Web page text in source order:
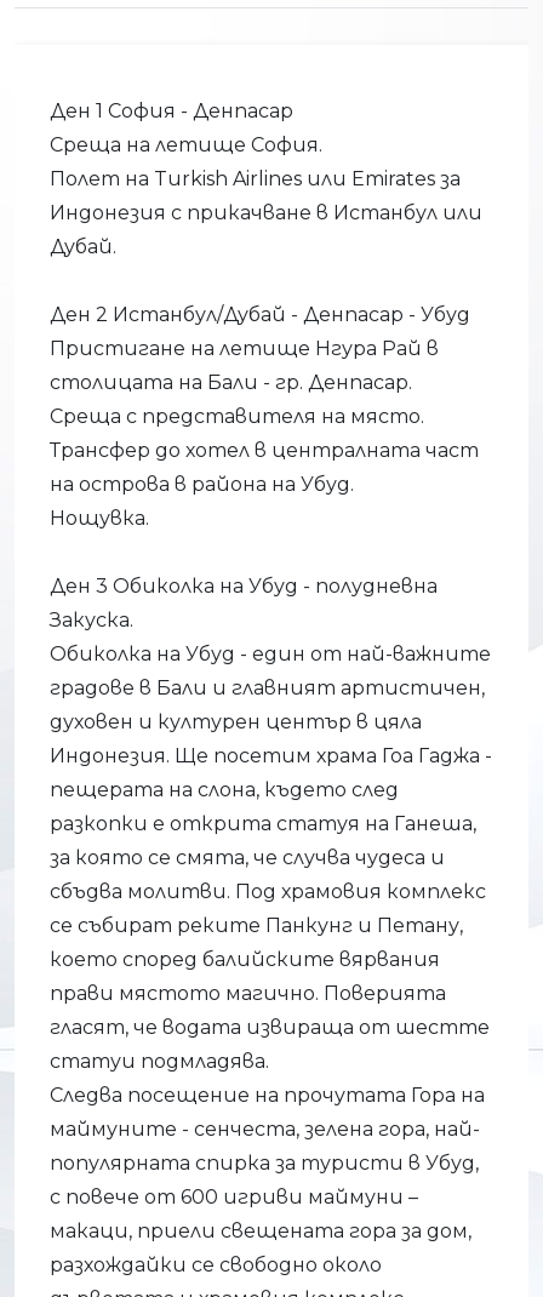
Ден 1 София - Денпасар
Среща на летище София.
Полет на Turkish Airlines или Emirates за
Индонезия с прикачване в Истанбул или
Дубай.
Ден 2 Истанбул/Дубай - Денпасар - Убуд
Пристигане на летище Нгура Рай в
столицата на Бали - гр. Денпасар.
Среща с представителя на място.
Трансфер до хотел в централната част
на острова в района на Убуд.
Нощувка.
Ден 3 Обиколка на Убуд - полудневна
Закуска.
Обиколка на Убуд - един от най-важните
градове в Бали и главният артистичен,
духовен и културен център в цяла
Индонезия. Ще посетим храма Гоа Гаджа -
пещерата на слона, където след
разкопки е открита статуя на Ганеша,
за която се смята, че случва чудеса и
сбъдва молитви. Под храмовия комплекс
се събират реките Панкунг и Петану,
което според балийските вярвания
прави мястото магично. Поверията
гласят, че водата извираща от шестте
статуи подмладява.
Следва посещение на прочутата Гора на
маймуните - сенчеста, зелена гора, най-
популярната спирка за туристи в Убуд,
с повече от 600 игриви маймуни –
макаци, приели свещената гора за дом,
разхождайки се свободно около